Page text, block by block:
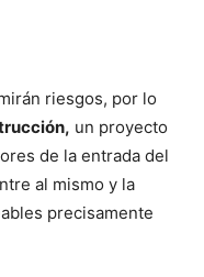
riesgos, por lo
un proyecto
de la entrada del
al mismo y la
precisamente